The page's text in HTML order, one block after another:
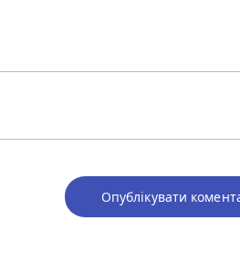
Опублікувати